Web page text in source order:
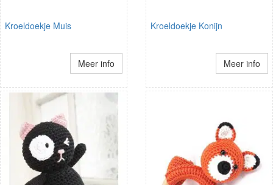
Kroeldoekje Muis
Meer info
Kroeldoekje Konijn
Meer info